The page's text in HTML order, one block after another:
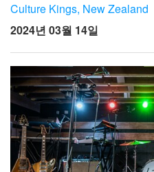
언어/지역
Culture Kings, New Zealand
2024년 03월 14일